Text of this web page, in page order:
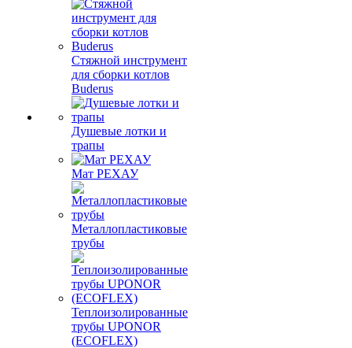
Стяжной инструмент
для сборки котлов
Buderus
Душевые лотки и
трапы
Мат РЕХАУ
Металлопластиковые
трубы
Теплоизолированные
трубы UPONOR
(ECOFLEX)